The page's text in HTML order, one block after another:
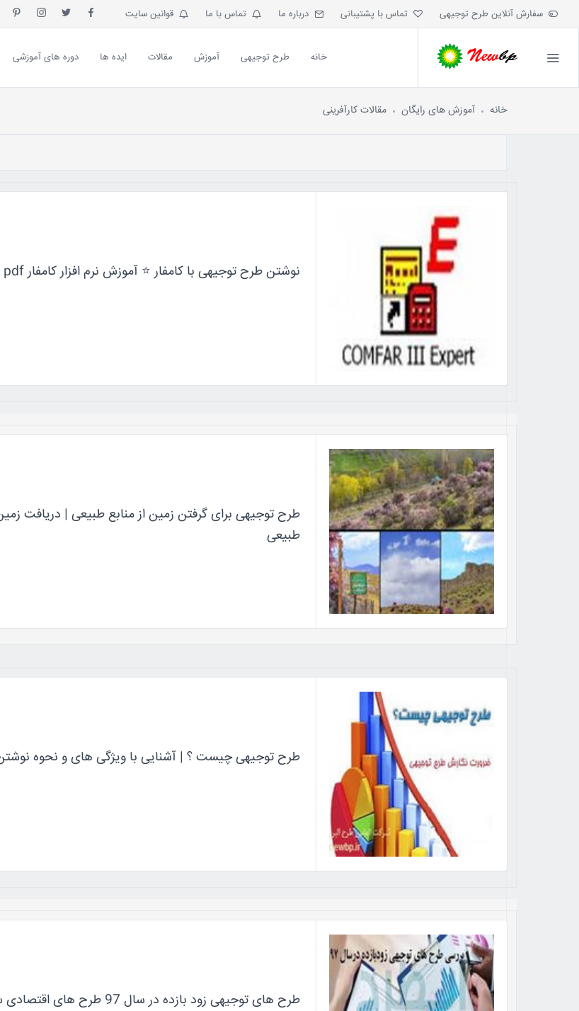
سفارش آنلاین طرح توجیهی تماس با پشتیبانی درباره ما تماس با ما قوانین سایت
خانه طرح توجیهی آموزش مقالات ایده ها دوره های آموزشی
خانه آموزش های رایگان مقالات کارآفرینی
نوشتن طرح توجیهی با کامفار ⭐️ آموزش نرم افزار کامفار pdf
طرح توجیهی برای گرفتن زمین از منابع طبیعی | دریافت
طبیعی
طرح توجیهی چیست ؟ | آشنایی با ویژگی های و نحوه
طرح های توجیهی زود بازده در سال 97 طرح های اقتصادی سودآور